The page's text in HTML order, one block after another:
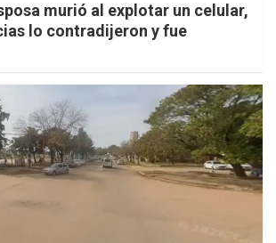
murió al explotar un celular,
lo contradijeron y fue